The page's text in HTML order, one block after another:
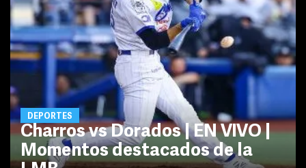
DEPORTES
Charros vs Dorados | EN VIVO |
Momentos destacados de la